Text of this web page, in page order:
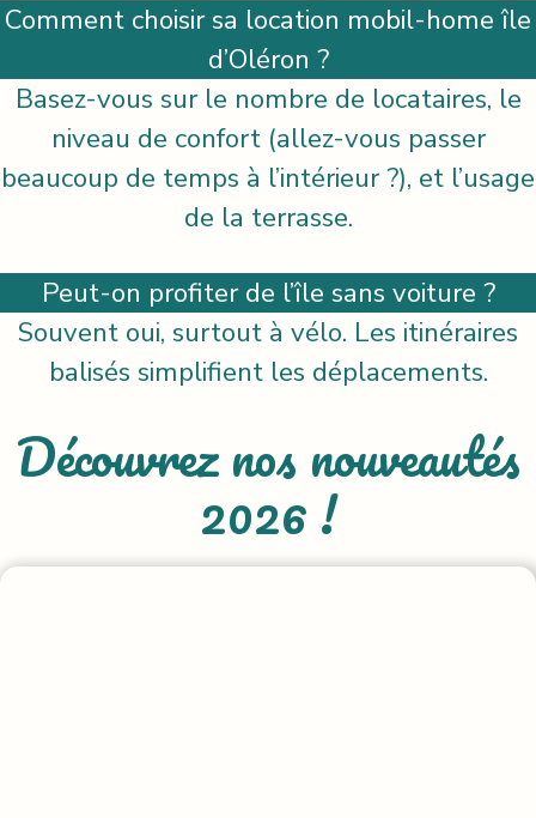
Comment choisir sa location mobil-home île
d’Oléron ?
Basez-vous sur le nombre de locataires, le
niveau de confort (allez-vous passer
beaucoup de temps à l’intérieur ?), et l’usage
de la terrasse.
Peut-on profiter de l’île sans voiture ?
Souvent oui, surtout à vélo. Les itinéraires
balisés simplifient les déplacements.
Découvrez nos nouveautés
2026 !